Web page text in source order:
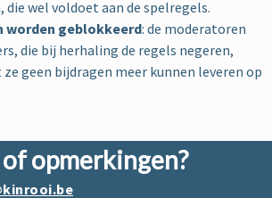
wel voldoet aan de spelregels.
worden geblokkeerd: de moderatoren
die bij herhaling de regels negeren,
geen bijdragen meer kunnen leveren op
opmerkingen?